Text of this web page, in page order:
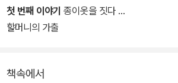
빚어진 민간인 학살이 바로 그것. 희생자의 가
멍에 속에서 감시와 불이익을 당하며 살아야
첫 번째 이야기 종이옷을 짓다
할머니의 가출
책속에서